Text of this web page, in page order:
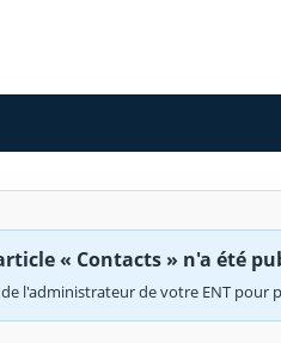
« Contacts » n'a été
l'administrateur de votre ENT pour